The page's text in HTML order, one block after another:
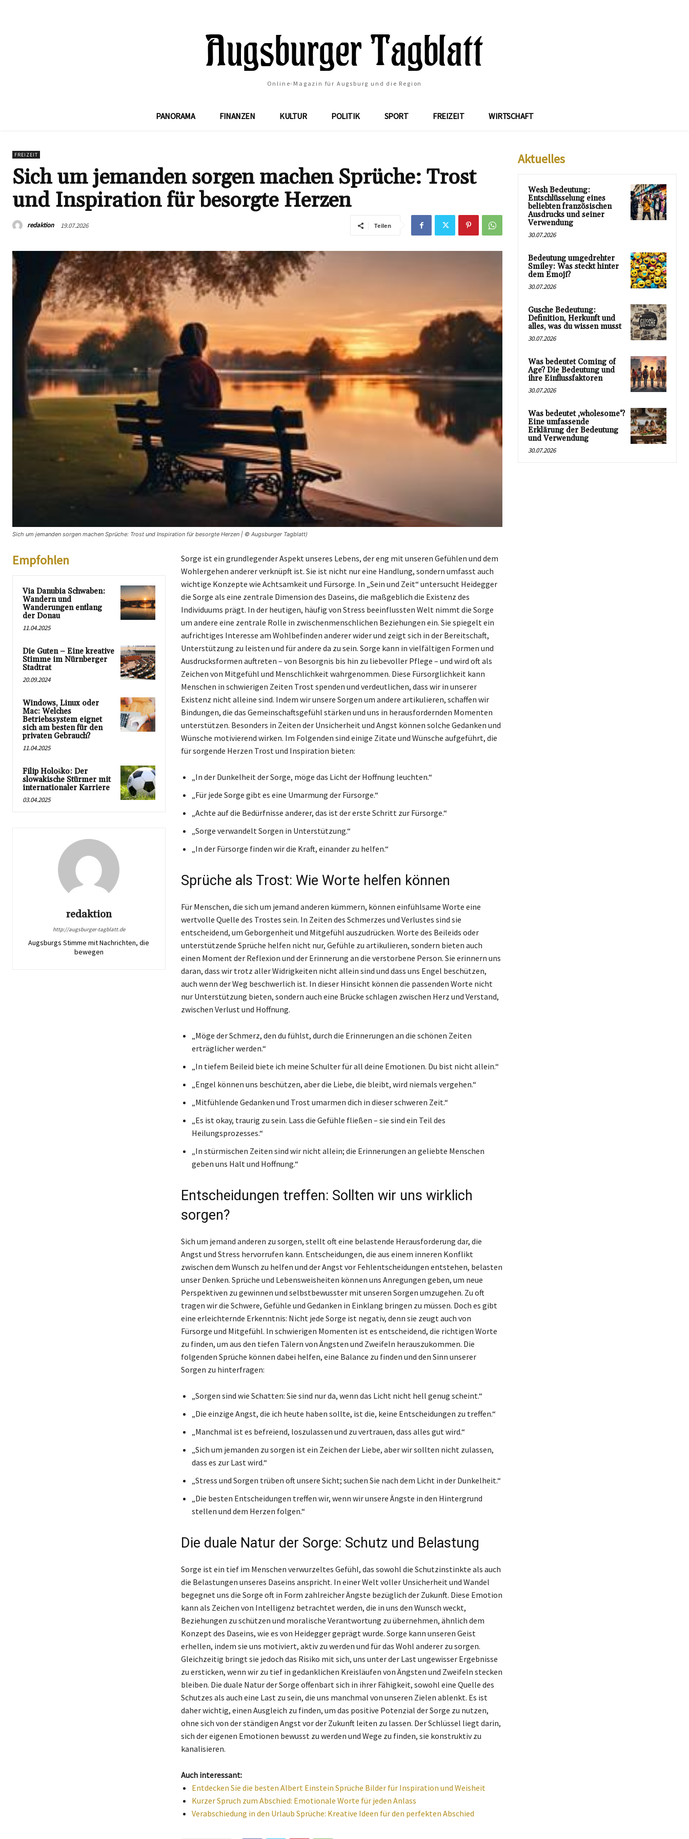
Online-Magazin für Augsburg und die Region
PANORAMA FINANZEN KULTUR POLITIK SPORT FREIZEIT WIRTSCHAFT
FREIZEIT
Sich um jemanden sorgen machen Sprüche: Trost
und Inspiration für besorgte Herzen
redaktion 19.07.2026 Teilen
Sich um jemanden sorgen machen Sprüche: Trost und Inspiration für besorgte Herzen | © Augsburger Tagblatt)
Empfohlen
Via Danubia Schwaben:
Wandern und
Wanderungen entlang
der Donau
11.04.2025
Die Guten – Eine kreative
Stimme im Nürnberger
Stadtrat
20.09.2024
Windows, Linux oder
Mac: Welches
Betriebssystem eignet
sich am besten für den
privaten Gebrauch?
11.04.2025
Filip Hološko: Der
slowakische Stürmer mit
internationaler Karriere
03.04.2025
redaktion
http://augsburger-tagblatt.de
Augsburgs Stimme mit Nachrichten, die
bewegen
Sorge ist ein grundlegender Aspekt unseres Lebens, der eng mit unseren Gefühlen und dem
Wohlergehen anderer verknüpft ist. Sie ist nicht nur eine Handlung, sondern umfasst auch
wichtige Konzepte wie Achtsamkeit und Fürsorge. In „Sein und Zeit“ untersucht Heidegger
die Sorge als eine zentrale Dimension des Daseins, die maßgeblich die Existenz des
Individuums prägt. In der heutigen, häufig von Stress beeinflussten Welt nimmt die Sorge
um andere eine zentrale Rolle in zwischenmenschlichen Beziehungen ein. Sie spiegelt ein
aufrichtiges Interesse am Wohlbefinden anderer wider und zeigt sich in der Bereitschaft,
Unterstützung zu leisten und für andere da zu sein. Sorge kann in vielfältigen Formen und
Ausdrucksformen auftreten – von Besorgnis bis hin zu liebevoller Pflege – und wird oft als
Zeichen von Mitgefühl und Menschlichkeit wahrgenommen. Diese Fürsorglichkeit kann
Menschen in schwierigen Zeiten Trost spenden und verdeutlichen, dass wir in unserer
Existenz nicht alleine sind. Indem wir unsere Sorgen um andere artikulieren, schaffen wir
Bindungen, die das Gemeinschaftsgefühl stärken und uns in herausfordernden Momenten
unterstützen. Besonders in Zeiten der Unsicherheit und Angst können solche Gedanken und
Wünsche motivierend wirken. Im Folgenden sind einige Zitate und Wünsche aufgeführt, die
für sorgende Herzen Trost und Inspiration bieten:
„In der Dunkelheit der Sorge, möge das Licht der Hoffnung leuchten.“
„Für jede Sorge gibt es eine Umarmung der Fürsorge.“
„Achte auf die Bedürfnisse anderer, das ist der erste Schritt zur Fürsorge.“
„Sorge verwandelt Sorgen in Unterstützung.“
„In der Fürsorge finden wir die Kraft, einander zu helfen.“
Sprüche als Trost: Wie Worte helfen können
Für Menschen, die sich um jemand anderen kümmern, können einfühlsame Worte eine
wertvolle Quelle des Trostes sein. In Zeiten des Schmerzes und Verlustes sind sie
entscheidend, um Geborgenheit und Mitgefühl auszudrücken. Worte des Beileids oder
unterstützende Sprüche helfen nicht nur, Gefühle zu artikulieren, sondern bieten auch
einen Moment der Reflexion und der Erinnerung an die verstorbene Person. Sie erinnern uns
daran, dass wir trotz aller Widrigkeiten nicht allein sind und dass uns Engel beschützen,
auch wenn der Weg beschwerlich ist. In dieser Hinsicht können die passenden Worte nicht
nur Unterstützung bieten, sondern auch eine Brücke schlagen zwischen Herz und Verstand,
zwischen Verlust und Hoffnung.
„Möge der Schmerz, den du fühlst, durch die Erinnerungen an die schönen Zeiten
erträglicher werden.“
„In tiefem Beileid biete ich meine Schulter für all deine Emotionen. Du bist nicht allein.“
„Engel können uns beschützen, aber die Liebe, die bleibt, wird niemals vergehen.“
„Mitfühlende Gedanken und Trost umarmen dich in dieser schweren Zeit.“
„Es ist okay, traurig zu sein. Lass die Gefühle fließen – sie sind ein Teil des
Heilungsprozesses.“
„In stürmischen Zeiten sind wir nicht allein; die Erinnerungen an geliebte Menschen
geben uns Halt und Hoffnung.“
Entscheidungen treffen: Sollten wir uns wirklich
sorgen?
Sich um jemand anderen zu sorgen, stellt oft eine belastende Herausforderung dar, die
Angst und Stress hervorrufen kann. Entscheidungen, die aus einem inneren Konflikt
zwischen dem Wunsch zu helfen und der Angst vor Fehlentscheidungen entstehen, belasten
unser Denken. Sprüche und Lebensweisheiten können uns Anregungen geben, um neue
Perspektiven zu gewinnen und selbstbewusster mit unseren Sorgen umzugehen. Zu oft
tragen wir die Schwere, Gefühle und Gedanken in Einklang bringen zu müssen. Doch es gibt
eine erleichternde Erkenntnis: Nicht jede Sorge ist negativ, denn sie zeugt auch von
Fürsorge und Mitgefühl. In schwierigen Momenten ist es entscheidend, die richtigen Worte
zu finden, um aus den tiefen Tälern von Ängsten und Zweifeln herauszukommen. Die
folgenden Sprüche können dabei helfen, eine Balance zu finden und den Sinn unserer
Sorgen zu hinterfragen:
„Sorgen sind wie Schatten: Sie sind nur da, wenn das Licht nicht hell genug scheint.“
„Die einzige Angst, die ich heute haben sollte, ist die, keine Entscheidungen zu treffen.“
„Manchmal ist es befreiend, loszulassen und zu vertrauen, dass alles gut wird.“
„Sich um jemanden zu sorgen ist ein Zeichen der Liebe, aber wir sollten nicht zulassen,
dass es zur Last wird.“
„Stress und Sorgen trüben oft unsere Sicht; suchen Sie nach dem Licht in der Dunkelheit.“
„Die besten Entscheidungen treffen wir, wenn wir unsere Ängste in den Hintergrund
stellen und dem Herzen folgen.“
Die duale Natur der Sorge: Schutz und Belastung
Sorge ist ein tief im Menschen verwurzeltes Gefühl, das sowohl die Schutzinstinkte als auch
die Belastungen unseres Daseins anspricht. In einer Welt voller Unsicherheit und Wandel
begegnet uns die Sorge oft in Form zahlreicher Ängste bezüglich der Zukunft. Diese Emotion
kann als Zeichen von Intelligenz betrachtet werden, die in uns den Wunsch weckt,
Beziehungen zu schützen und moralische Verantwortung zu übernehmen, ähnlich dem
Konzept des Daseins, wie es von Heidegger geprägt wurde. Sorge kann unseren Geist
erhellen, indem sie uns motiviert, aktiv zu werden und für das Wohl anderer zu sorgen.
Gleichzeitig bringt sie jedoch das Risiko mit sich, uns unter der Last ungewisser Ergebnisse
zu ersticken, wenn wir zu tief in gedanklichen Kreisläufen von Ängsten und Zweifeln stecken
bleiben. Die duale Natur der Sorge offenbart sich in ihrer Fähigkeit, sowohl eine Quelle des
Schutzes als auch eine Last zu sein, die uns manchmal von unseren Zielen ablenkt. Es ist
daher wichtig, einen Ausgleich zu finden, um das positive Potenzial der Sorge zu nutzen,
ohne sich von der ständigen Angst vor der Zukunft leiten zu lassen. Der Schlüssel liegt darin,
sich der eigenen Emotionen bewusst zu werden und Wege zu finden, sie konstruktiv zu
kanalisieren.
Auch interessant:
Entdecken Sie die besten Albert Einstein Sprüche Bilder für Inspiration und Weisheit
Kurzer Spruch zum Abschied: Emotionale Worte für jeden Anlass
Verabschiedung in den Urlaub Sprüche: Kreative Ideen für den perfekten Abschied
Aktuelles
Wesh Bedeutung:
Entschlüsselung eines
beliebten französischen
Ausdrucks und seiner
Verwendung
30.07.2026
Bedeutung umgedrehter
Smiley: Was steckt hinter
dem Emoji?
30.07.2026
Gusche Bedeutung:
Definition, Herkunft und
alles, was du wissen musst
30.07.2026
Was bedeutet Coming of
Age? Die Bedeutung und
ihre Einflussfaktoren
30.07.2026
Was bedeutet ‚wholesome‘?
Eine umfassende
Erklärung der Bedeutung
und Verwendung
30.07.2026